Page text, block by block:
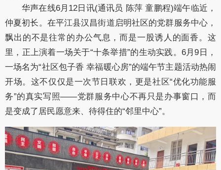
华声在线6月12日讯(通讯员 陈萍 童鹏程)端午临近，
仲夏初长。在平江县汉昌街道启明社区的党群服务中心，
飘出的不是往常的办公气息，而是一股诱人的面香。这
里，正上演着一场关于“十条举措”的生动实践。6月9日，
一场名为“社区包子香 幸福暖心房”的端午节主题活动热闹
开场。这不仅仅是一次节日联欢，更是社区“优化功能服
务”的真实写照——党群服务中心不再只是办事窗口，而
是变成了居民愿意来、待得住的“邻里中心”。